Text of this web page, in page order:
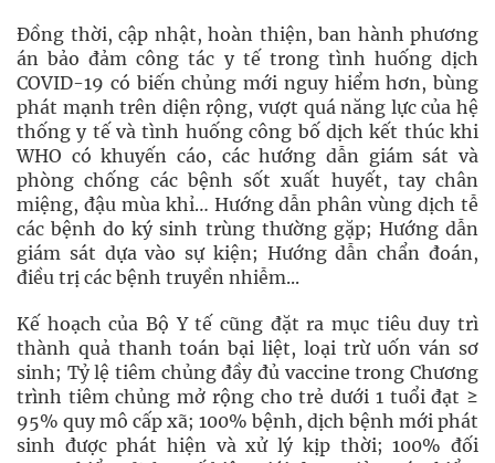
Đồng thời, cập nhật, hoàn thiện, ban hành phương
án bảo đảm công tác y tế trong tình huống dịch
COVID-19 có biến chủng mới nguy hiểm hơn, bùng
phát mạnh trên diện rộng, vượt quá năng lực của hệ
thống y tế và tình huống công bố dịch kết thúc khi
WHO có khuyến cáo, các hướng dẫn giám sát và
phòng chống các bệnh sốt xuất huyết, tay chân
miệng, đậu mùa khỉ… Hướng dẫn phân vùng dịch tễ
các bệnh do ký sinh trùng thường gặp; Hướng dẫn
giám sát dựa vào sự kiện; Hướng dẫn chẩn đoán,
điều trị các bệnh truyền nhiễm...
Kế hoạch của Bộ Y tế cũng đặt ra mục tiêu duy trì
thành quả thanh toán bại liệt, loại trừ uốn ván sơ
sinh; Tỷ lệ tiêm chủng đầy đủ vaccine trong Chương
trình tiêm chủng mở rộng cho trẻ dưới 1 tuổi đạt ≥
95% quy mô cấp xã; 100% bệnh, dịch bệnh mới phát
sinh được phát hiện và xử lý kịp thời; 100% đối